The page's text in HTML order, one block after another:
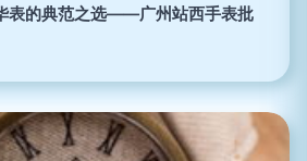
表的典范之选——广州站西手表批